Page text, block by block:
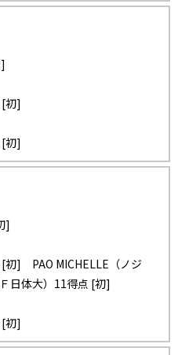
初]
初]
]
] PAO MICHELLE（ノジ
体大）11得点 [初]
初]